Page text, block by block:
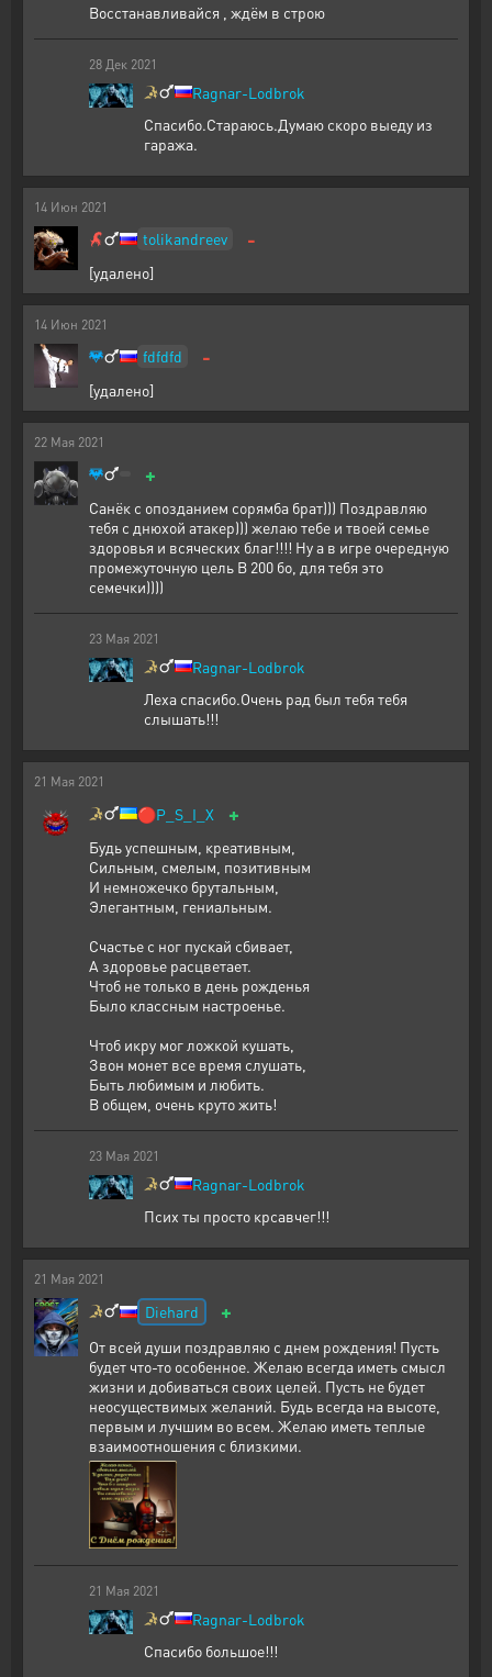
Восстанавливайся , ждём в строю
28 Дек 2021
Ragnar-Lodbrok
Спасибо.Стараюсь.Думаю скоро выеду из
гаража.
14 Июн 2021
tolikandreev -
[удалено]
14 Июн 2021
fdfdfd -
[удалено]
22 Мая 2021
+
Санёк с опозданием сорямба брат))) Поздравляю
тебя с днюхой атакер))) желаю тебе и твоей семье
здоровья и всяческих благ!!!! Ну а в игре очередную
промежуточную цель В 200 бо, для тебя это
семечки))))
23 Мая 2021
Ragnar-Lodbrok
Леха спасибо.Очень рад был тебя тебя
слышать!!!
21 Мая 2021
🔴P_S_I_X +
Будь успешным, креативным,
Сильным, смелым, позитивным
И немножечко брутальным,
Элегантным, гениальным.
Счастье с ног пускай сбивает,
А здоровье расцветает.
Чтоб не только в день рожденья
Было классным настроенье.
Чтоб икру мог ложкой кушать,
Звон монет все время слушать,
Быть любимым и любить.
В общем, очень круто жить!
23 Мая 2021
Ragnar-Lodbrok
Псих ты просто крсавчег!!!
21 Мая 2021
Diehard +
От всей души поздравляю с днем рождения! Пусть
будет что-то особенное. Желаю всегда иметь смысл
жизни и добиваться своих целей. Пусть не будет
неосуществимых желаний. Будь всегда на высоте,
первым и лучшим во всем. Желаю иметь теплые
взаимоотношения с близкими.
21 Мая 2021
Ragnar-Lodbrok
Спасибо большое!!!